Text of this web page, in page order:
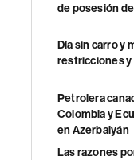
de posesión
Día sin carro y
restricciones y
Petrolera
Colombia y
en Azerbaiyán
Las razones